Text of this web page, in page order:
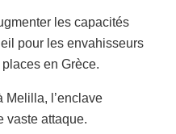
les capacités
pour les envahisseurs
en Grèce.
Melilla, l’enclave
vaste attaque.